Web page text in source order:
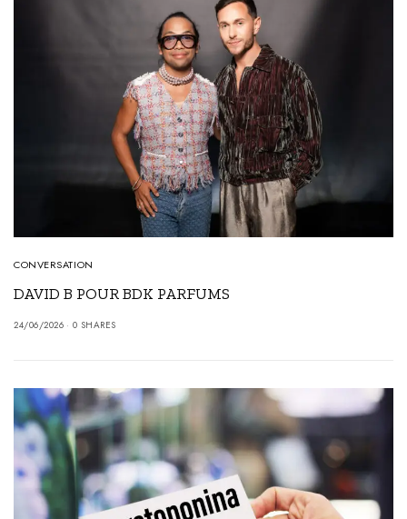
CONVERSATION
DAVID B POUR BDK PARFUMS
24/06/2026 0 SHARES